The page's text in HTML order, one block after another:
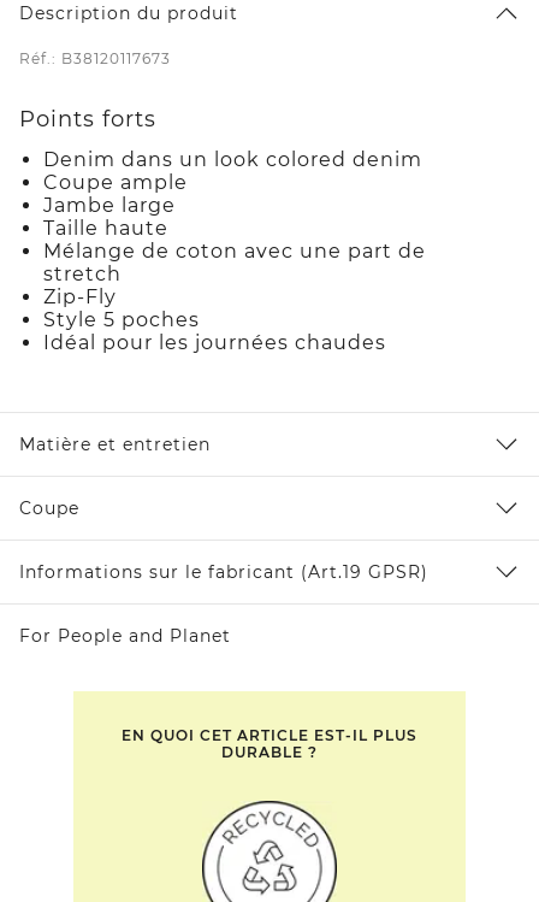
Description du produit
Réf.: B38120117673
Points forts
Denim dans un look colored denim
Coupe ample
Jambe large
Taille haute
Mélange de coton avec une part de
stretch
Zip-Fly
Style 5 poches
Idéal pour les journées chaudes
Matière et entretien
Coupe
Informations sur le fabricant (Art.19 GPSR)
For People and Planet
EN QUOI CET ARTICLE EST-IL PLUS
DURABLE ?